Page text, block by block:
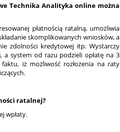
Technika Analityka online można
płatnością ratalną, umożliwia
skomplikowanych wniosków, a
zdolności kredytowej itp. Wystarczy
a system od razu podzieli opłatę na 3
iż możliwość rozłożenia na raty
ratalnej?
wpłaty.